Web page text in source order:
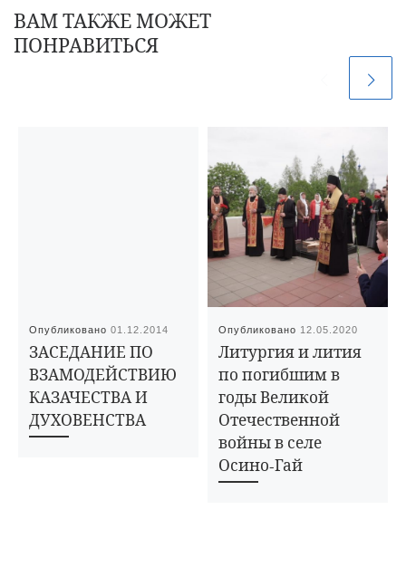
ВАМ ТАКЖЕ МОЖЕТ
ПОНРАВИТЬСЯ
Опубликовано01.12.2014
ЗАСЕДАНИЕ ПО
ВЗАМОДЕЙСТВИЮ
КАЗАЧЕСТВА И
ДУХОВЕНСТВА
Опубликовано 12.05.2020
Литургия и лития
по погибшим в
годы Великой
Отечественной
войны в селе
Осино-Гай